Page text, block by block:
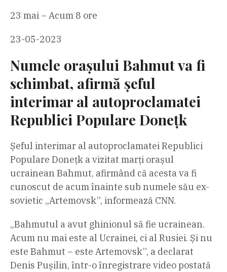
23 mai – Acum 8 ore
23-05-2023
Numele orașului Bahmut va fi
schimbat, afirmă șeful
interimar al autoproclamatei
Republici Populare Donețk
Șeful interimar al autoproclamatei Republici
Populare Donețk a vizitat marți orașul
ucrainean Bahmut, afirmând că acesta va fi
cunoscut de acum înainte sub numele său ex-
sovietic „Artemovsk”, informează CNN.
„Bahmutul a avut ghinionul să fie ucrainean.
Acum nu mai este al Ucrainei, ci al Rusiei. Și nu
este Bahmut – este Artemovsk”, a declarat
Denis Pușilin, într-o înregistrare video postată